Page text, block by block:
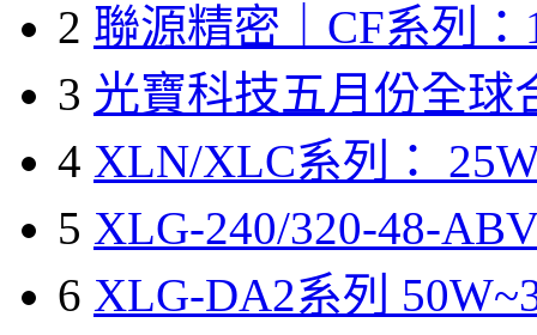
2 聯源精密｜CF系列：
3 光寶科技五月份全球
4 XLN/XLC系列：
5 XLG-240/320-48-
6 XLG-DA2系列